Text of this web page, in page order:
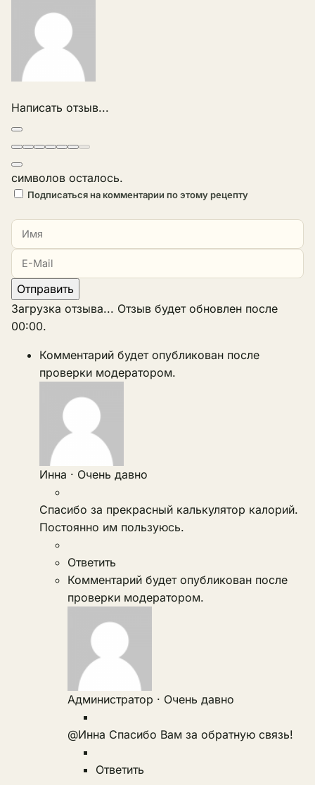
Написать отзыв...
символов осталось.
Подписаться на комментарии по этому рецепту
Отправить
Загрузка отзыва... Отзыв будет обновлен после
00:00.
Комментарий будет опубликован после
проверки модератором.
Инна · Очень давно
Спасибо за прекрасный калькулятор калорий.
Постоянно им пользуюсь.
Ответить
Комментарий будет опубликован после
проверки модератором.
Администратор · Очень давно
@Инна Спасибо Вам за обратную связь!
Ответить